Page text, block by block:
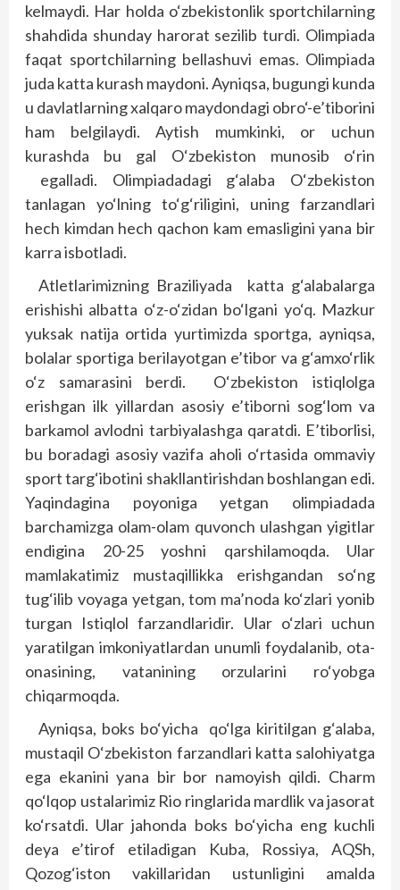
kelmaydi. Har holda o‘zbekistonlik sportchilarning
shahdida shunday harorat sezilib turdi. Olimpiada
faqat sportchilarning bellashuvi emas. Olimpiada
juda katta kurash maydoni. Ayniqsa, bugungi kunda
u davlatlarning xalqaro maydondagi obro‘-e’tiborini
ham belgilaydi. Aytish mumkinki, or uchun
kurashda bu gal O‘zbekiston munosib o‘rin
egalladi. Olimpiadadagi g‘alaba O‘zbekiston
tanlagan yo‘lning to‘g‘riligini, uning farzandlari
hech kimdan hech qachon kam emasligini yana bir
karra isbotladi.
Atletlarimizning Braziliyada katta g‘alabalarga
erishishi albatta o‘z-o‘zidan bo‘lgani yo‘q. Mazkur
yuksak natija ortida yurtimizda sportga, ayniqsa,
bolalar sportiga berilayotgan e’tibor va g‘amxo‘rlik
o‘z samarasini berdi. O‘zbekiston istiqlolga
erishgan ilk yillardan asosiy e’tiborni sog‘lom va
barkamol avlodni tarbiyalashga qaratdi. E’tiborlisi,
bu boradagi asosiy vazifa aholi o‘rtasida ommaviy
sport targ‘ibotini shakllantirishdan boshlangan edi.
Yaqindagina poyoniga yetgan olimpiadada
barchamizga olam-olam quvonch ulashgan yigitlar
endigina 20-25 yoshni qarshilamoqda. Ular
mamlakatimiz mustaqillikka erishgandan so‘ng
tug‘ilib voyaga yetgan, tom ma’noda ko‘zlari yonib
turgan Istiqlol farzandlaridir. Ular o‘zlari uchun
yaratilgan imkoniyatlardan unumli foydalanib, ota-
onasining, vatanining orzularini ro‘yobga
chiqarmoqda.
Ayniqsa, boks bo‘yicha qo‘lga kiritilgan g‘alaba,
mustaqil O‘zbekiston farzandlari katta salohiyatga
ega ekanini yana bir bor namoyish qildi. Charm
qo‘lqop ustalarimiz Rio ringlarida mardlik va jasorat
ko‘rsatdi. Ular jahonda boks bo‘yicha eng kuchli
deya e’tirof etiladigan Kuba, Rossiya, AQSh,
Qozog‘iston vakillaridan ustunligini amalda